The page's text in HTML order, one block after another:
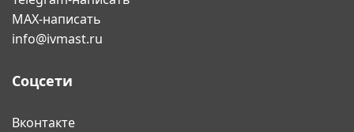
MAX-написать
info@ivmast.ru
Соцсети
Вконтакте